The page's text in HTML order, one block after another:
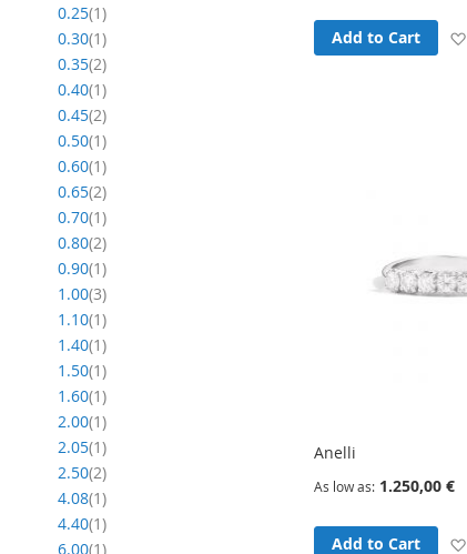
Add to Cart
Anelli
As low as 1.250,00 €
Add to Cart
0.25 1item
0.30 1item
0.35 2item
0.40 1item
0.45 2item
0.50 1item
0.60 1item
0.65 2item
0.70 1item
0.80 2item
0.90 1item
1.00 3item
1.10 1item
1.40 1item
1.50 1item
1.60 1item
2.00 1item
2.05 1item
2.50 2item
4.08 1item
4.40 1item
6.00 1item